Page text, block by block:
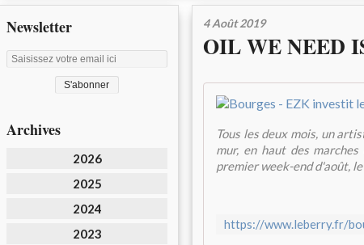
Newsletter
Archives
2026
2025
2024
2023
4 Août 2019
OIL WE NEED
Tous les deux mois, un
mur, en haut des
premier week-end d'août, le